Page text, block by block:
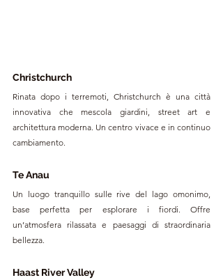
Christchurch
Rinata dopo i terremoti, Christchurch è una città
innovativa che mescola giardini, street art e
architettura moderna. Un centro vivace e in continuo
cambiamento.
Te Anau
Un luogo tranquillo sulle rive del lago omonimo,
base perfetta per esplorare i fiordi. Offre
un’atmosfera rilassata e paesaggi di straordinaria
bellezza.
Haast River Valley